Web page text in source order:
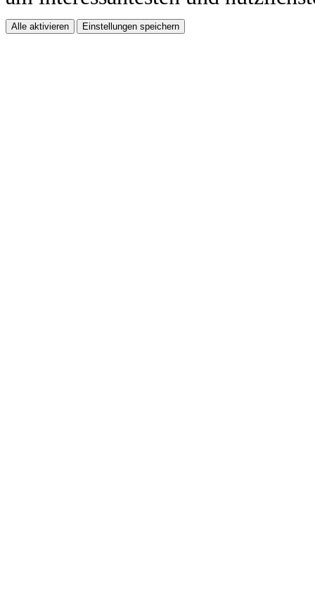
Alle aktivieren Einstellungen speichern